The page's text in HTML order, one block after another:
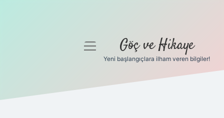
Gizlilik Politikası
menüyü
Göç ve Hikaye
Yeni başlangıçlara ilham veren bilgiler!